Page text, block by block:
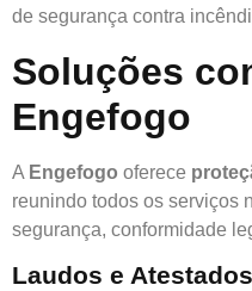
de segurança contra
Soluções
Engefogo
A Engefogo oferece
reunindo todos os serviços
segurança, conformidade
Laudos e Atestados